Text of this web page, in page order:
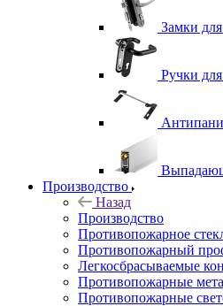
Замки
Ручки
Производство
Назад
Производство
Противопожарное
Противопожарный
Легкосбрасываемые
Противопожарные
Противопожарные